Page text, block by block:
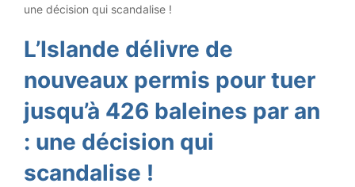
une décision qui scandalise !
L’Islande délivre de
nouveaux permis pour tuer
jusqu’à 426 baleines par an
: une décision qui
scandalise !